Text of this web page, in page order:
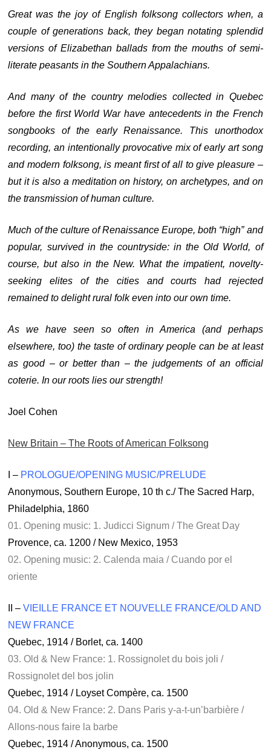
Great was the joy of English folksong collectors when, a
couple of generations back, they began notating splendid
versions of Elizabethan ballads from the mouths of semi-
literate peasants in the Southern Appalachians.
And many of the country melodies collected in Quebec
before the first World War have antecedents in the French
songbooks of the early Renaissance. This unorthodox
recording, an intentionally provocative mix of early art song
and modern folksong, is meant first of all to give pleasure –
but it is also a meditation on history, on archetypes, and on
the transmission of human culture.
Much of the culture of Renaissance Europe, both “high” and
popular, survived in the countryside: in the Old World, of
course, but also in the New. What the impatient, novelty-
seeking elites of the cities and courts had rejected
remained to delight rural folk even into our own time.
As we have seen so often in America (and perhaps
elsewhere, too) the taste of ordinary people can be at least
as good – or better than – the judgements of an official
coterie. In our roots lies our strength!
Joel Cohen
New Britain – The Roots of American Folksong
I – PROLOGUE/OPENING MUSIC/PRELUDE
Anonymous, Southern Europe, 10 th c./ The Sacred Harp,
Philadelphia, 1860
01. Opening music: 1. Judicci Signum / The Great Day
Provence, ca. 1200 / New Mexico, 1953
02. Opening music: 2. Calenda maia / Cuando por el
oriente
II –VIEILLE FRANCE ET NOUVELLE FRANCE/OLD AND
NEW FRANCE
Quebec, 1914 / Borlet, ca. 1400
03. Old & New France: 1. Rossignolet du bois joli /
Rossignolet del bos jolin
Quebec, 1914 / Loyset Compère, ca. 1500
04. Old & New France: 2. Dans Paris y-a-t-un’barbière /
Allons-nous faire la barbe
Quebec, 1914 / Anonymous, ca. 1500